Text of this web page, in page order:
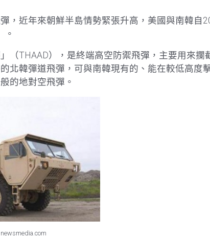
，近年來朝鮮半島情勢緊張升高，美國與南韓自
。
（THAAD），是終端高空防禦飛彈，主要用來攔
北韓彈道飛彈，可與南韓現有的、能在較低高度
的地對空飛彈。